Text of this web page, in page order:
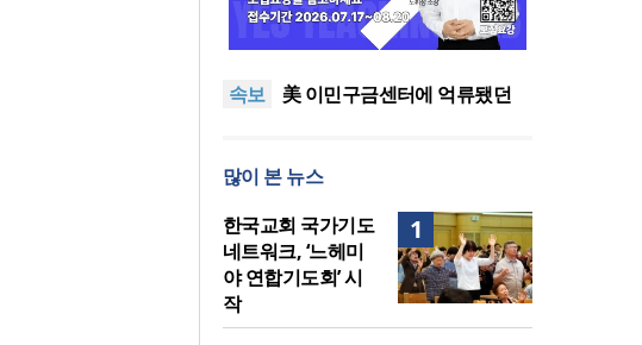
속보
인도 마하라슈트라주 개종 금
발
이드 대학 캠퍼스 영구 사용 승
美 이민구금센터에 억류됐던
진다”
신이 주도”
인도 마하라슈트라주 개종 금
지법 시행… 기독교계 강력 반
발
올리벳대학교, 120만 평 리버사
이드 대학 캠퍼스 영구 사용 승
인… 장기 개발 기반 확보
많이 본 뉴스
1
한국교회 국가기도
네트워크, ‘느헤미
야 연합기도회’ 시
작